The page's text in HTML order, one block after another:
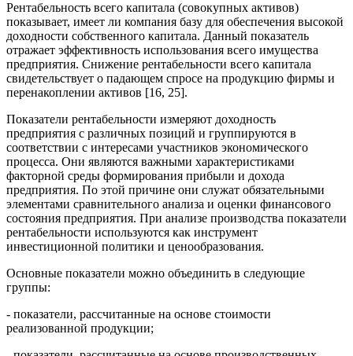
Рентабельность всего капитала (совокупных активов)
показывает, имеет ли компания базу для обеспечения высокой
доходности собственного капитала. Данный показатель
отражает эффективность использования всего имущества
предприятия. Снижение рентабельности всего капитала
свидетельствует о падающем спросе на продукцию фирмы и
перенакоплении активов [16, 25].
Показатели рентабельности измеряют доходность
предприятия с различных позиций и группируются в
соответствии с интересами участников экономического
процесса. Они являются важными характеристиками
факторной среды формирования прибыли и дохода
предприятия. По этой причине они служат обязательными
элементами сравнительного анализа и оценки финансового
состояния предприятия. При анализе производства показатели
рентабельности используются как инструмент
инвестиционной политики и ценообразования.
Основные показатели можно объединить в следующие
группы:
- показатели, рассчитанные на основе стоимости
реализованной продукции;